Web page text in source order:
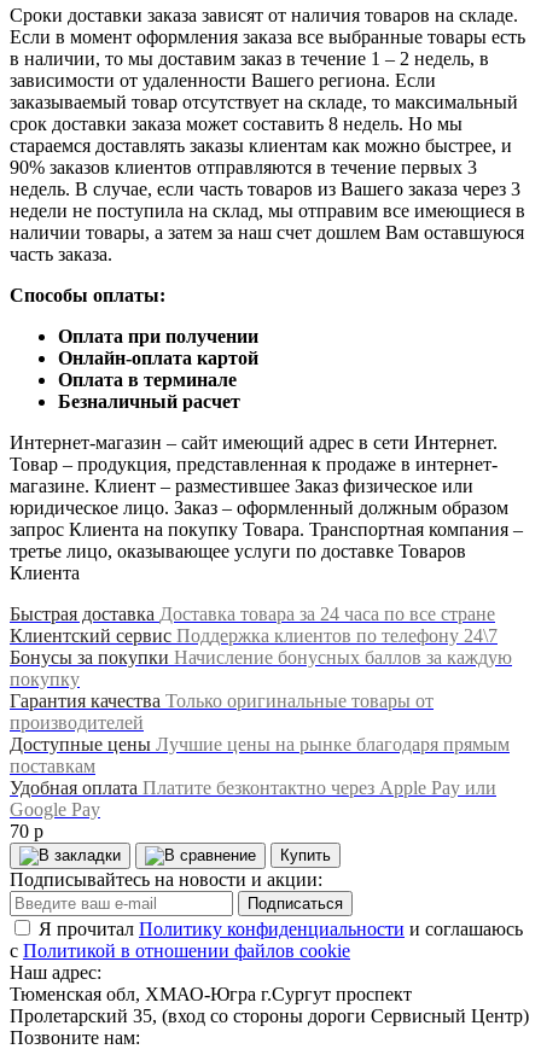
Сроки доставки заказа зависят от наличия товаров на складе.
Если в момент оформления заказа все выбранные товары есть
в наличии, то мы доставим заказ в течение 1 – 2 недель, в
зависимости от удаленности Вашего региона. Если
заказываемый товар отсутствует на складе, то максимальный
срок доставки заказа может составить 8 недель. Но мы
стараемся доставлять заказы клиентам как можно быстрее, и
90% заказов клиентов отправляются в течение первых 3
недель. В случае, если часть товаров из Вашего заказа через 3
недели не поступила на склад, мы отправим все имеющиеся в
наличии товары, а затем за наш счет дошлем Вам оставшуюся
часть заказа.
Способы оплаты:
Оплата при получении
Онлайн-оплата картой
Оплата в терминале
Безналичный расчет
Интернет-магазин – сайт имеющий адрес в сети Интернет.
Товар – продукция, представленная к продаже в интернет-
магазине. Клиент – разместившее Заказ физическое или
юридическое лицо. Заказ – оформленный должным образом
запрос Клиента на покупку Товара. Транспортная компания –
третье лицо, оказывающее услуги по доставке Товаров
Клиента
Быстрая доставка Доставка товара за 24 часа по все стране
Клиентский сервис Поддержка клиентов по телефону 24\7
Бонусы за покупки Начисление бонусных баллов за каждую
покупку
Гарантия качества Только оригинальные товары от
производителей
Доступные цены Лучшие цены на рынке благодаря прямым
поставкам
Удобная оплата Платите безконтактно через Apple Pay или
Google Pay
70 р
Купить
Подписывайтесь на новости и акции:
Подписаться
Я прочитал Политику конфиденциальности и соглашаюсь
с Политикой в отношении файлов cookie
Наш адрес:
Тюменская обл, ХМАО-Югра г.Сургут проспект
Пролетарский 35, (вход со стороны дороги Сервисный Центр)
Позвоните нам: